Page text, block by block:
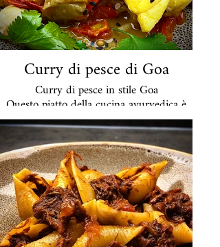
Curry di pesce di Goa
Curry di pesce in stile Goa
Questo piatto della cucina ayurvedica è
anche cucinato ayurvedico: il pesce nobile
che utilizzo si sente particolarmente bene
in una salsa a base di speciali spezie
ayurvediche indiane, latte di cocco,
pomodori ed erbe aromatiche come il
coriandolo. Un piatto molto raffinato con
accenti insoliti. Io lo servo con riso
basmati indiano. Per tutti voi non amanti
del coriandolo posso sostituirlo.